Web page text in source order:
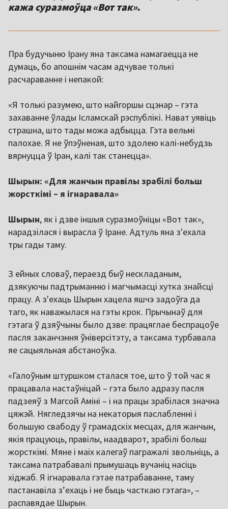
кажа суразмоўца «Вот так».
Пра будучыню Ірану яна таксама намагаецца не
думаць, бо апошнім часам адчувае толькі
расчараванне і непакой:
«Я толькі разумею, што найгоршы сцэнар – гэта
захаванне ўлады Ісламскай рэспублікі. Нават уявіць
страшна, што тады можа адбыцца. Гэта вельмі
палохае. Я не ўпэўненая, што здолею калі-небудзь
вярнуцца ў Іран, калі так станецца».
Шырын: «Для жанчын правілы зрабілі больш
жорсткімі – я ігнаравала»
Шырын, як і дзве іншыя суразмоўніцы «Вот так»,
нарадзілася і вырасла ў Іране. Адтуль яна з'ехала
тры гады таму.
З ейных словаў, пераезд быў нескладаным,
дзякуючы падтрыманню і магчымасці хутка знайсці
працу. А з'ехаць Шырын хацела яшчэ задоўга да
таго, як наважылася на гэты крок. Прычынаў для
гэтага ў дзяўчыны было дзве: працяглае беспрацоўе
пасля заканчэння ўніверсітэту, а таксама турбавала
яе сацыяльная абстаноўка.
«Галоўным штуршком сталася тое, што ў той час я
працавала настаўніцай – гэта было адразу пасля
падзеяў з Магсой Аміні – і на працы зрабілася значна
цяжэй. Нягледзячы на некаторыя паслабленні і
большую свабоду ў грамадскіх месцах, для жанчын,
якія працуюць, правілы, наадварот, зрабілі больш
жорсткімі. Мяне і маіх калегаў пагражалі звольніць, а
таксама патрабавалі прымушаць вучаніц насіць
хіджаб. Я ігнаравала гэтае патрабаванне, таму
пастанавіла зʼехаць і не быць часткаю гэтага», –
распавядае Шырын.